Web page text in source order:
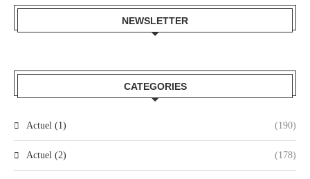
NEWSLETTER
CATEGORIES
Actuel (1) (190)
Actuel (2) (178)